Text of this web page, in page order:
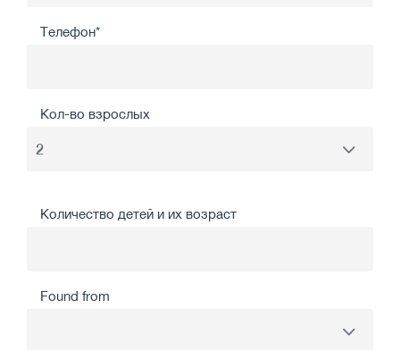
Телефон*
Кол-во взрослых
Количество детей и их возраст
Found from